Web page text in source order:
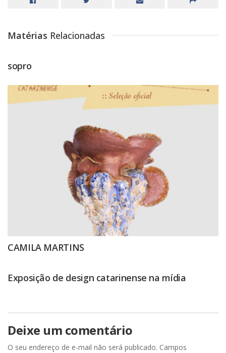
Matérias Relacionadas
sopro
CAMILA MARTINS
Exposição de design catarinense na mídia
Deixe um comentário
O seu endereço de e-mail não será publicado. Campos